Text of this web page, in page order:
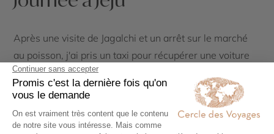
Après une visite de Jagalchi et un arrêt sur le marché
au poisson, j'ai pris un taxi pour récupérer une voiture
de location près de l'aéroport. Sur l'île, les routes sont
majoritairement secondaires et la limitation de vitesse
J'ai visité plusieursOreums (volcans parasites), dont